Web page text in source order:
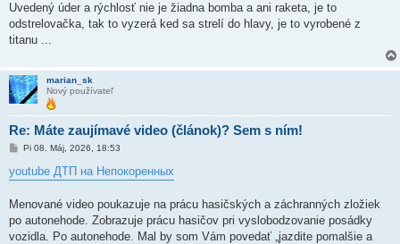
p
e
o
Uvedený úder a rýchlosť nie je žiadna bomba a ani raketa, je to
odstrelovačka, tak to vyzerá ked sa strelí do hlavy, je to vyrobené z
titanu ...
marian_sk
Nový používateľ
Re: Máte zaujímavé video (článok)? Sem s ním!
P
í
s
e
v
o
k
Pi 08. Máj, 2026, 18:53
youtube ДТП на Непокоренных
Menované video poukazuje na prácu hasičských a záchranných zložiek
po autonehode. Zobrazuje prácu hasičov pri vyslobodzovanie posádky
vozidla. Po autonehode. Mal by som Vám povedať „jazdite pomalšie a